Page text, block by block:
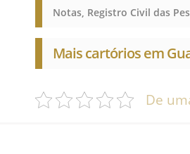
Mais cartórios em
De